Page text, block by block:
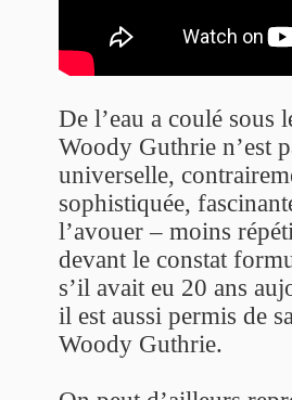
De l’eau a coulé sous
Woody Guthrie n’est
universelle,
sophistiquée,
l’avouer – moins
devant le constat
s’il avait eu 20 ans
il est aussi permis de
Woody Guthrie.